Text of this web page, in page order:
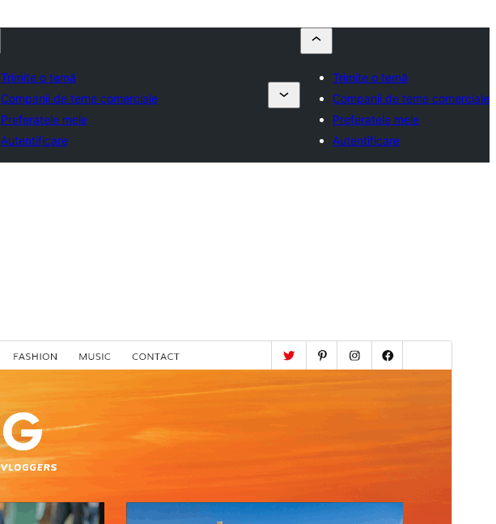
Trimite o temă
Companii de teme comerciale
Preferatele mele
Autentificare
Trimite o temă
Companii de teme comerciale
Preferatele mele
Autentificare
Previzualizează Descarcă
Versiune WordPress